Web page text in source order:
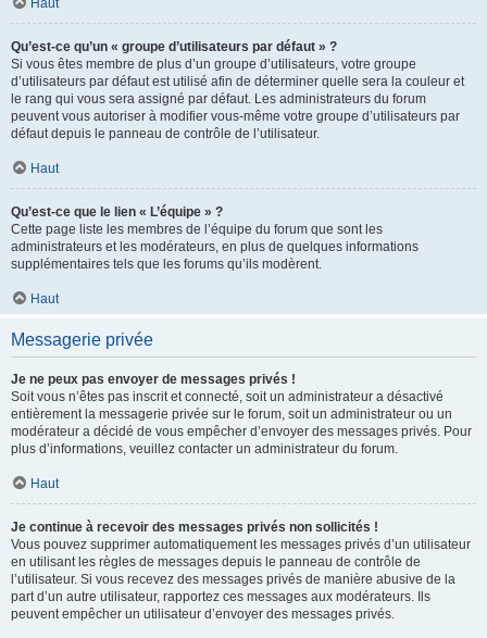
Haut
Qu’est-ce qu’un « groupe d’utilisateurs par défaut » ?
Si vous êtes membre de plus d’un groupe d’utilisateurs, votre groupe
d’utilisateurs par défaut est utilisé afin de déterminer quelle sera la couleur et
le rang qui vous sera assigné par défaut. Les administrateurs du forum
peuvent vous autoriser à modifier vous-même votre groupe d’utilisateurs par
défaut depuis le panneau de contrôle de l’utilisateur.
Haut
Qu’est-ce que le lien « L’équipe » ?
Cette page liste les membres de l’équipe du forum que sont les
administrateurs et les modérateurs, en plus de quelques informations
supplémentaires tels que les forums qu’ils modèrent.
Haut
Messagerie privée
Je ne peux pas envoyer de messages privés !
Soit vous n’êtes pas inscrit et connecté, soit un administrateur a désactivé
entièrement la messagerie privée sur le forum, soit un administrateur ou un
modérateur a décidé de vous empêcher d’envoyer des messages privés. Pour
plus d’informations, veuillez contacter un administrateur du forum.
Haut
Je continue à recevoir des messages privés non sollicités !
Vous pouvez supprimer automatiquement les messages privés d’un utilisateur
en utilisant les règles de messages depuis le panneau de contrôle de
l’utilisateur. Si vous recevez des messages privés de manière abusive de la
part d’un autre utilisateur, rapportez ces messages aux modérateurs. Ils
peuvent empêcher un utilisateur d’envoyer des messages privés.